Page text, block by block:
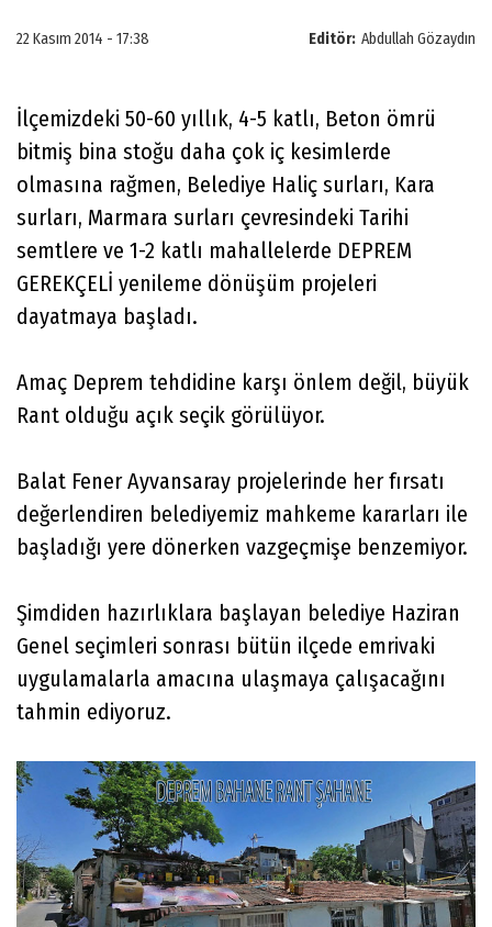
Editör: Abdullah Gözaydın
22 Kasım 2014 - 17:38
İlçemizdeki 50-60 yıllık, 4-5 katlı, Beton ömrü
bitmiş bina stoğu daha çok iç kesimlerde
olmasına rağmen, Belediye Haliç surları, Kara
surları, Marmara surları çevresindeki Tarihi
semtlere ve 1-2 katlı mahallelerde DEPREM
GEREKÇELİ yenileme dönüşüm projeleri
dayatmaya başladı.
Amaç Deprem tehdidine karşı önlem değil, büyük
Rant olduğu açık seçik görülüyor.
Balat Fener Ayvansaray projelerinde her fırsatı
değerlendiren belediyemiz mahkeme kararları ile
başladığı yere dönerken vazgeçmişe benzemiyor.
Şimdiden hazırlıklara başlayan belediye Haziran
Genel seçimleri sonrası bütün ilçede emrivaki
uygulamalarla amacına ulaşmaya çalışacağını
tahmin ediyoruz.